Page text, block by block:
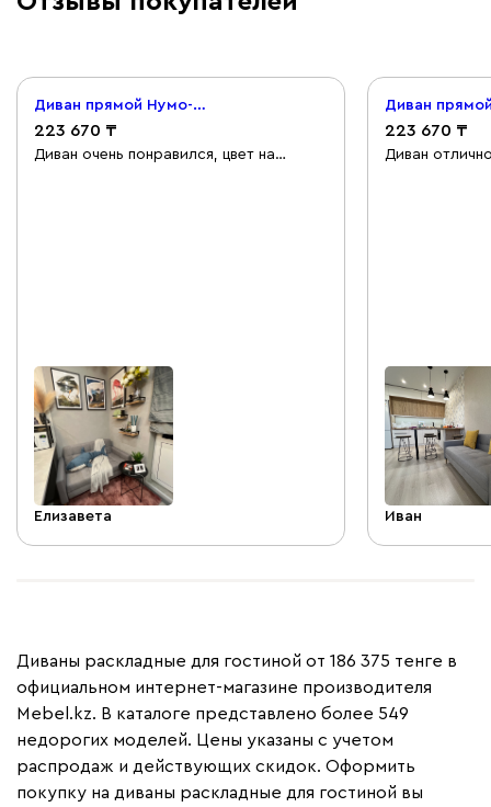
Диван прямой Нумо-Мини 120 Рогожка Серый
223 670
Диван очень понравился, цвет на
Елизавета
223 670
Диван
Иван
Диваны раскладные для гостиной от 186 375 тенге в
официальном интернет-магазине производителя
Mebel.kz. В каталоге представлено более 549
недорогих моделей. Цены указаны с учетом
распродаж и действующих скидок. Оформить
покупку на диваны раскладные для гостиной вы